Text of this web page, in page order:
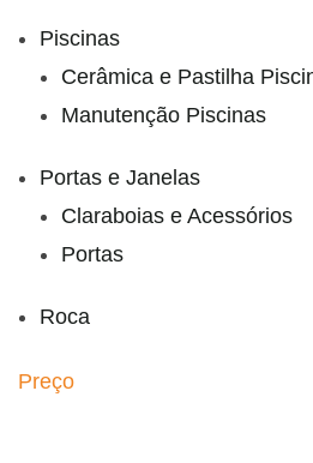
Piscinas
Cerâmica e Pastilha
Manutenção Piscinas
Portas e Janelas
Claraboias e Acessórios
Portas
Roca
Preço